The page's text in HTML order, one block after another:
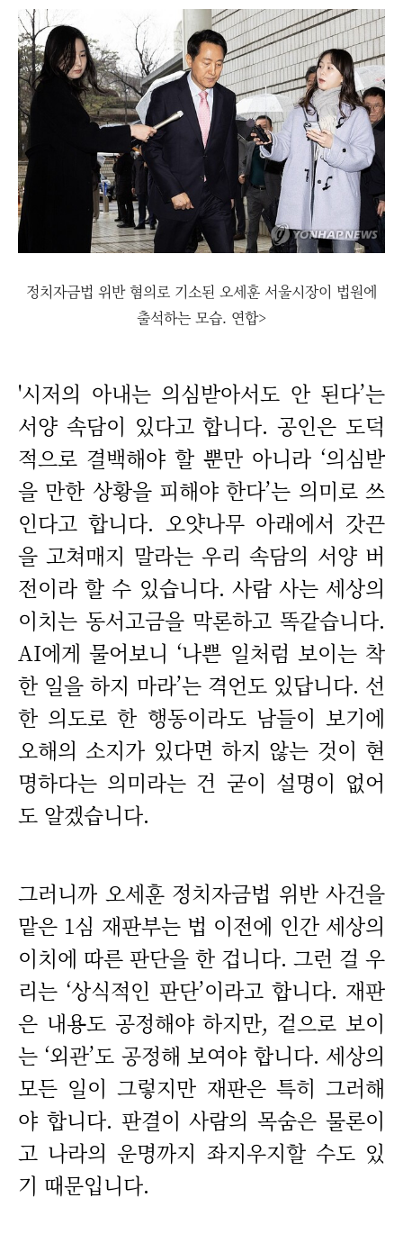
정치자금법 위반 혐의로 기소된 오세훈 서울시장이 법원에
출석하는 모습. 연합>
'시저의 아내는 의심받아서도 안 된다’는
서양 속담이 있다고 합니다. 공인은 도덕
적으로 결백해야 할 뿐만 아니라 ‘의심받
을 만한 상황을 피해야 한다’는 의미로 쓰
인다고 합니다. 오얏나무 아래에서 갓끈
을 고쳐매지 말라는 우리 속담의 서양 버
전이라 할 수 있습니다. 사람 사는 세상의
이치는 동서고금을 막론하고 똑같습니다.
AI에게 물어보니 ‘나쁜 일처럼 보이는 착
한 일을 하지 마라’는 격언도 있답니다. 선
한 의도로 한 행동이라도 남들이 보기에
오해의 소지가 있다면 하지 않는 것이 현
명하다는 의미라는 건 굳이 설명이 없어
도 알겠습니다.
그러니까 오세훈 정치자금법 위반 사건을
맡은 1심 재판부는 법 이전에 인간 세상의
이치에 따른 판단을 한 겁니다. 그런 걸 우
리는 ‘상식적인 판단’이라고 합니다. 재판
은 내용도 공정해야 하지만, 겉으로 보이
는 ‘외관’도 공정해 보여야 합니다. 세상의
모든 일이 그렇지만 재판은 특히 그러해
야 합니다. 판결이 사람의 목숨은 물론이
고 나라의 운명까지 좌지우지할 수도 있
기 때문입니다.